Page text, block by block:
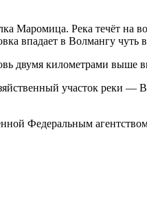
Маромица. Река течёт на
впадает в Волмангу
двумя километрами выше
участок реки —
Федеральным